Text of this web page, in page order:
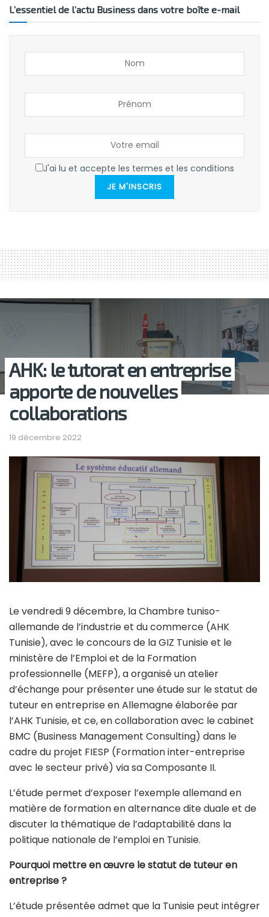
L’essentiel de l’actu Business dans votre boîte e-mail
J'ai lu et accepte les termes et les conditions
JE M'INSCRIS
AHK: le tutorat en entreprise
apporte de nouvelles
collaborations
19 décembre 2022
Le vendredi 9 décembre, la Chambre tuniso-
allemande de l’industrie et du commerce (AHK
Tunisie), avec le concours de la GIZ Tunisie et le
ministère de l’Emploi et de la Formation
professionnelle (MEFP), a organisé un atelier
d’échange pour présenter une étude sur le statut de
tuteur en entreprise en Allemagne élaborée par
l’AHK Tunisie, et ce, en collaboration avec le cabinet
BMC (Business Management Consulting) dans le
cadre du projet FIESP (Formation inter-entreprise
avec le secteur privé) via sa Composante II.
L’étude permet d’exposer l’exemple allemand en
matière de formation en alternance dite duale et de
discuter la thématique de l’adaptabilité dans la
politique nationale de l’emploi en Tunisie.
Pourquoi mettre en œuvre le statut de tuteur en
entreprise ?
L’étude présentée admet que la Tunisie peut intégrer